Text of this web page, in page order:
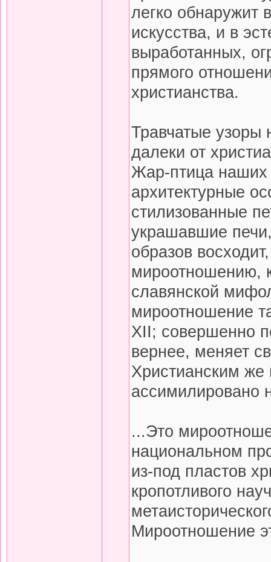
легко обнаружит
искусства, и в
выработанных,
прямого
христианства.
Травчатые узоры
далеки от
Жар-птица наших
архитектурные
стилизованные
украшавшие
образов
мироотношению,
славянской
мироотношение
XII; совершенно
вернее, меняет
Христианским
ассимилировано
...Это
национальном
из-под пластов
кропотливого
Мироотношение